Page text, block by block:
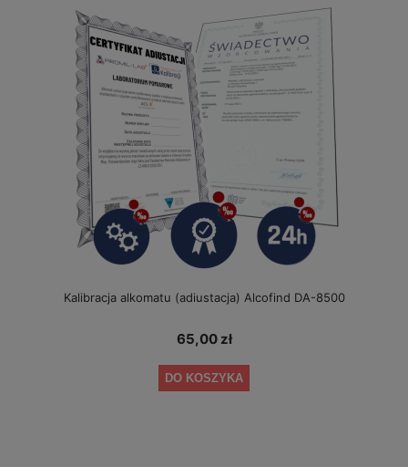
Kalibracja alkomatu (adiustacja) Alcofind DA-8500
65,00 zł
DO KOSZYKA